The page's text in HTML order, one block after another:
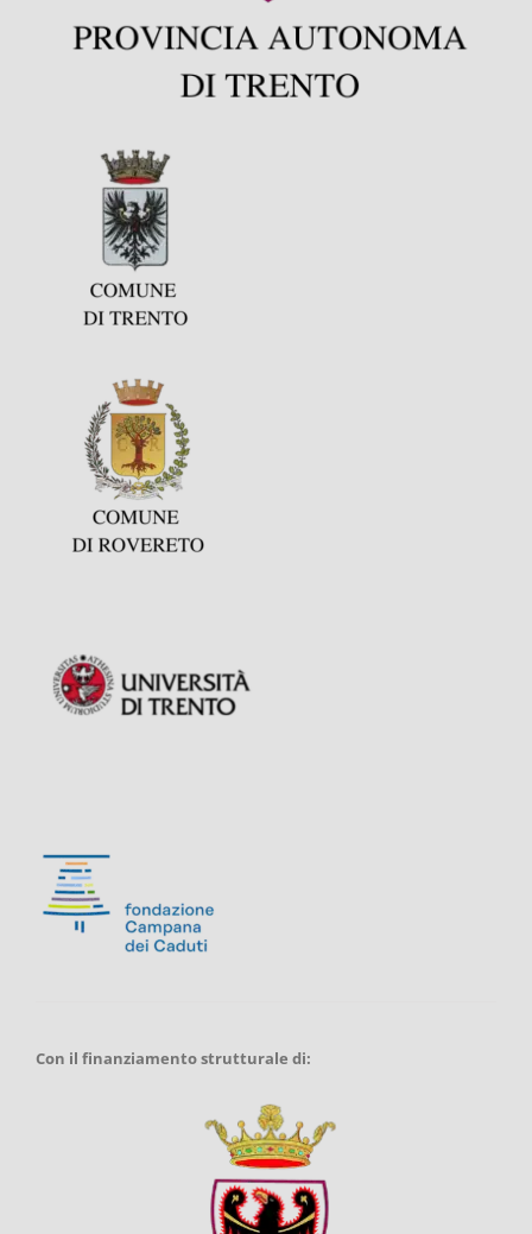
Con il finanziamento strutturale di: